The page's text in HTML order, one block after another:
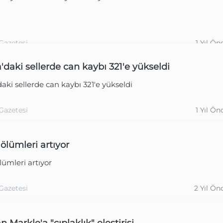
1 Yıl
sellerde can kaybı 321'e yükseldi
sellerde can kaybı 321'e yükseldi
1 Yıl
artıyor
artıyor
2 Yıl